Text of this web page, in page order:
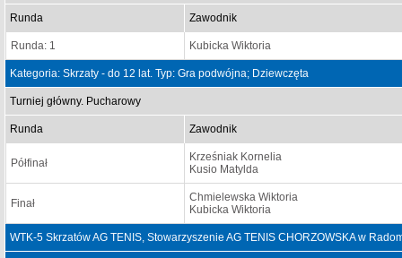
Runda Zawodnik
Runda: 1 Kubicka Wiktoria
Kategoria: Skrzaty - do 12 lat. Typ: Gra podwójna; Dziewczęta
Turniej główny. Pucharowy
Runda Zawodnik
Półfinał
Krześniak Kornelia
Kusio Matylda
Finał
Chmielewska Wiktoria
Kubicka Wiktoria
WTK-5 Skrzatów AG TENIS, Stowarzyszenie AG TENIS CHORZOWSKA w